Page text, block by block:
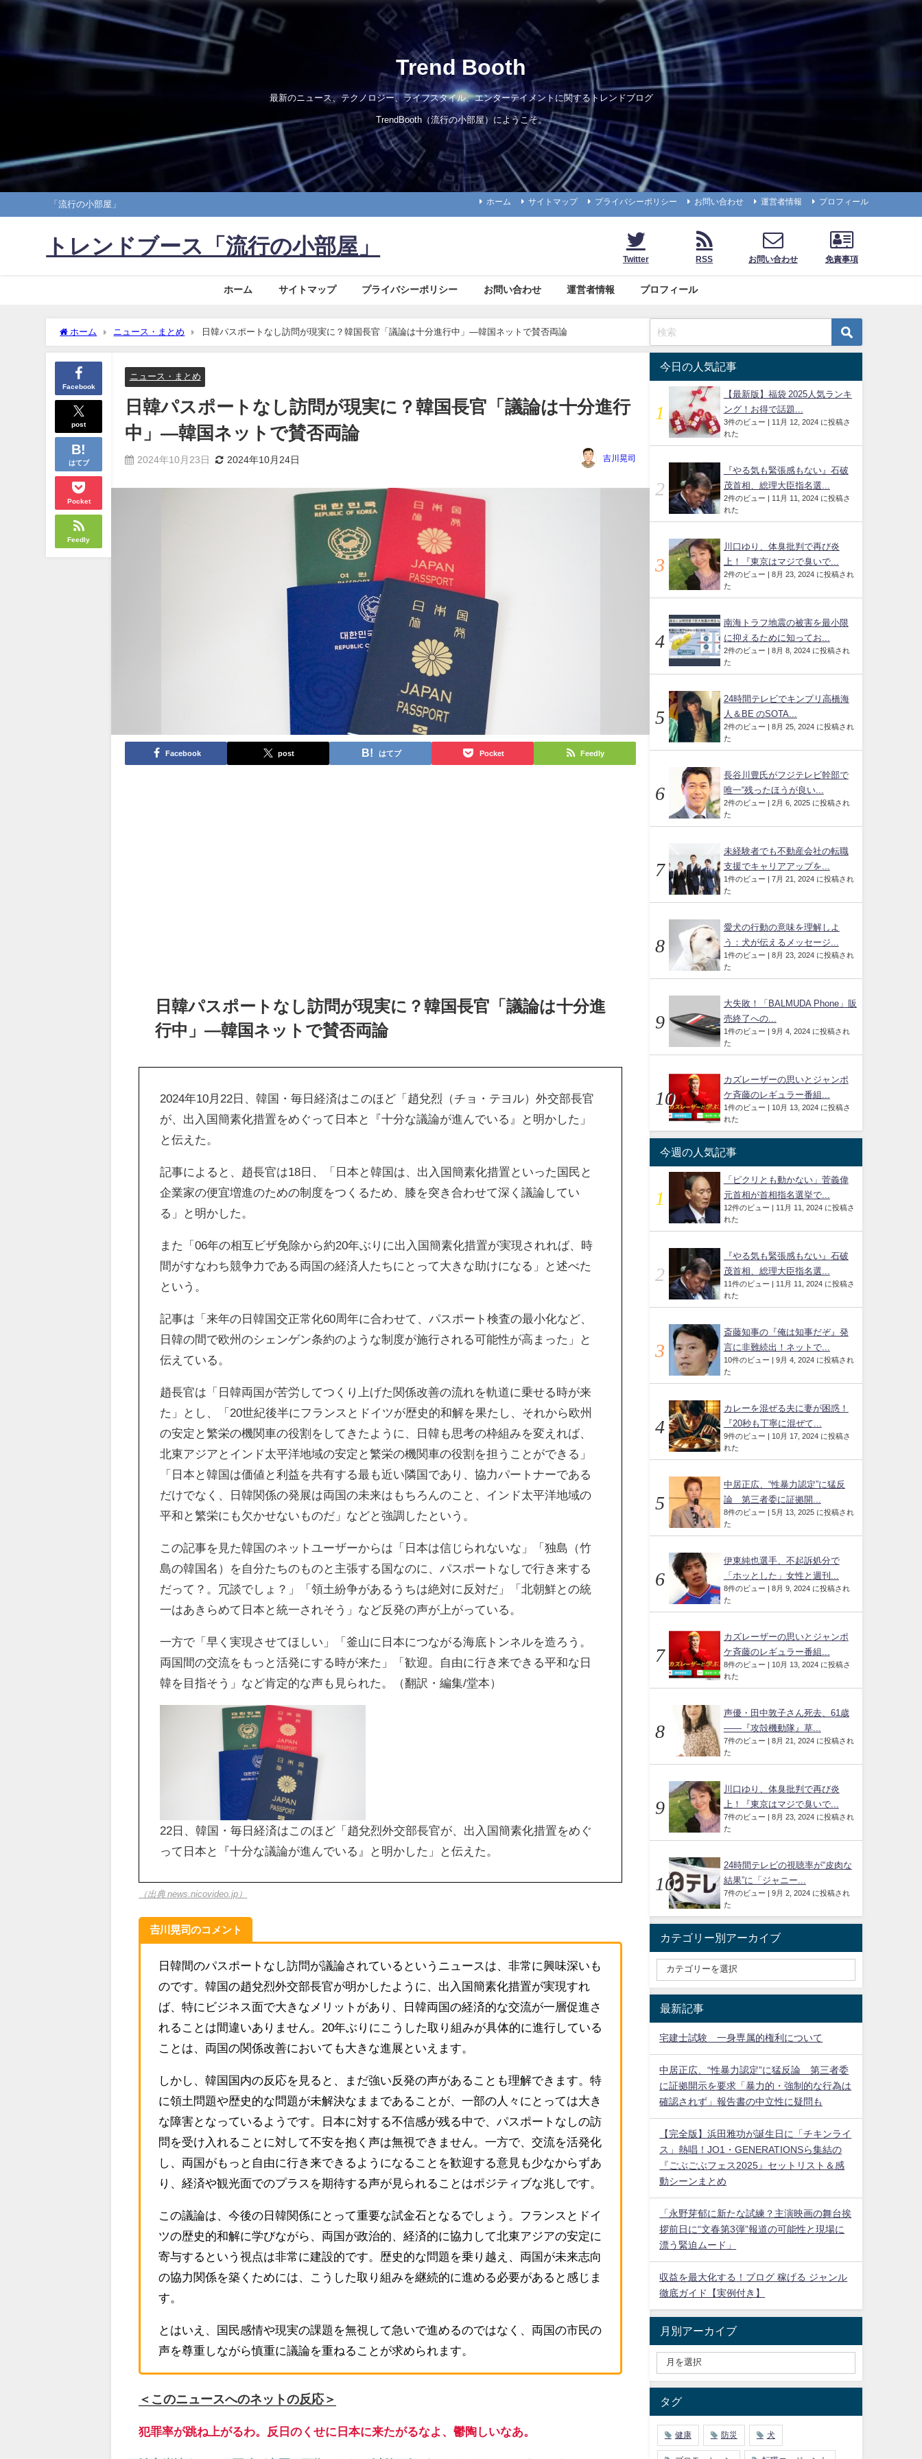
Trend Booth
最新のニュース、テクノロジー、ライフスタイル、エンターテイメントに関するトレンドブログ
TrendBooth（流行の小部屋）にようこそ。
「流行の小部屋」 ホーム サイトマップ プライバシーポリシー お問い合わせ 運営者情報 プロフィール
トレンドブース「流行の小部屋」
Twitter RSS お問い合わせ 免責事項
ホーム サイトマップ プライバシーポリシー お問い合わせ 運営者情報 プロフィール
ホーム ニュース・まとめ 日韓パスポートなし訪問が現実に？韓国長官「議論は十分進行中」―韓国ネットで賛否両論
Facebook
post
はてブ
Pocket
Feedly
ニュース・まとめ
日韓パスポートなし訪問が現実に？韓国長官「議論は十分進行
中」―韓国ネットで賛否両論
2024年10月23日 2024年10月24日 吉川晃司
Facebook post はてブ Pocket Feedly
日韓パスポートなし訪問が現実に？韓国長官「議論は十分進
行中」―韓国ネットで賛否両論
2024年10月22日、韓国・毎日経済はこのほど「趙兌烈（チョ・テヨル）外交部長官
が、出入国簡素化措置をめぐって日本と『十分な議論が進んでいる』と明かした」
と伝えた。
記事によると、趙長官は18日、「日本と韓国は、出入国簡素化措置といった国民と
企業家の便宜増進のための制度をつくるため、膝を突き合わせて深く議論してい
る」と明かした。
また「06年の相互ビザ免除から約20年ぶりに出入国簡素化措置が実現されれば、時
間がすなわち競争力である両国の経済人たちにとって大きな助けになる」と述べた
という。
記事は「来年の日韓国交正常化60周年に合わせて、パスポート検査の最小化など、
日韓の間で欧州のシェンゲン条約のような制度が施行される可能性が高まった」と
伝えている。
趙長官は「日韓両国が苦労してつくり上げた関係改善の流れを軌道に乗せる時が来
た」とし、「20世紀後半にフランスとドイツが歴史的和解を果たし、それから欧州
の安定と繁栄の機関車の役割をしてきたように、日韓も思考の枠組みを変えれば、
北東アジアとインド太平洋地域の安定と繁栄の機関車の役割を担うことができる」
「日本と韓国は価値と利益を共有する最も近い隣国であり、協力パートナーである
だけでなく、日韓関係の発展は両国の未来はもちろんのこと、インド太平洋地域の
平和と繁栄にも欠かせないものだ」などと強調したという。
この記事を見た韓国のネットユーザーからは「日本は信じられないな」「独島（竹
島の韓国名）を自分たちのものと主張する国なのに、パスポートなしで行き来する
だって？。冗談でしょ？」「領土紛争があるうちは絶対に反対だ」「北朝鮮との統
一はあきらめて日本と統一されそう」など反発の声が上がっている。
一方で「早く実現させてほしい」「釜山に日本につながる海底トンネルを造ろう。
両国間の交流をもっと活発にする時が来た」「歓迎。自由に行き来できる平和な日
韓を目指そう」など肯定的な声も見られた。（翻訳・編集/堂本）
22日、韓国・毎日経済はこのほど「趙兌烈外交部長官が、出入国簡素化措置をめぐ
って日本と『十分な議論が進んでいる』と明かした」と伝えた。
（出典 news.nicovideo.jp）
𠮷川晃司のコメント
日韓間のパスポートなし訪問が議論されているというニュースは、非常に興味深いも
のです。韓国の趙兌烈外交部長官が明かしたように、出入国簡素化措置が実現すれ
ば、特にビジネス面で大きなメリットがあり、日韓両国の経済的な交流が一層促進さ
れることは間違いありません。20年ぶりにこうした取り組みが具体的に進行している
ことは、両国の関係改善においても大きな進展といえます。
しかし、韓国国内の反応を見ると、まだ強い反発の声があることも理解できます。特
に領土問題や歴史的な問題が未解決なままであることが、一部の人々にとっては大き
な障害となっているようです。日本に対する不信感が残る中で、パスポートなしの訪
問を受け入れることに対して不安を抱く声は無視できません。一方で、交流を活発化
し、両国がもっと自由に行き来できるようになることを歓迎する意見も少なからずあ
り、経済や観光面でのプラスを期待する声が見られることはポジティブな兆しです。
この議論は、今後の日韓関係にとって重要な試金石となるでしょう。フランスとドイ
ツの歴史的和解に学びながら、両国が政治的、経済的に協力して北東アジアの安定に
寄与するという視点は非常に建設的です。歴史的な問題を乗り越え、両国が未来志向
の協力関係を築くためには、こうした取り組みを継続的に進める必要があると感じま
す。
とはいえ、国民感情や現実の課題を無視して急いで進めるのではなく、両国の市民の
声を尊重しながら慎重に議論を重ねることが求められます。
＜このニュースへのネットの反応＞
犯罪率が跳ね上がるわ。反日のくせに日本に来たがるなよ、鬱陶しいなあ。
今日の人気記事
【最新版】福袋 2025人気ランキ
ング！お得で話題...
3件のビュー | 11月 12, 2024 に投稿さ
れた
『やる気も緊張感もない』石破
茂首相、総理大臣指名選...
2件のビュー | 11月 11, 2024 に投稿さ
れた
川口ゆり、体臭批判で再び炎
上！『東京はマジで臭いで...
2件のビュー | 8月 23, 2024 に投稿され
た
南海トラフ地震の被害を最小限
に抑えるために知ってお...
2件のビュー | 8月 8, 2024 に投稿され
た
24時間テレビでキンプリ高橋海
人＆BE のSOTA...
2件のビュー | 8月 25, 2024 に投稿され
た
長谷川豊氏がフジテレビ幹部で
唯一“残ったほうが良い...
2件のビュー | 2月 6, 2025 に投稿され
た
未経験者でも不動産会社の転職
支援でキャリアアップを...
1件のビュー | 7月 21, 2024 に投稿され
た
愛犬の行動の意味を理解しよ
う：犬が伝えるメッセージ...
1件のビュー | 8月 23, 2024 に投稿され
た
大失敗！「BALMUDA Phone」販
売終了への...
1件のビュー | 9月 4, 2024 に投稿され
た
カズレーザーの思いとジャンポ
ケ斉藤のレギュラー番組...
1件のビュー | 10月 13, 2024 に投稿さ
れた
今週の人気記事
「ピクリとも動かない」菅義偉
元首相が首相指名選挙で...
12件のビュー | 11月 11, 2024 に投稿さ
れた
『やる気も緊張感もない』石破
茂首相、総理大臣指名選...
11件のビュー | 11月 11, 2024 に投稿さ
れた
斎藤知事の『俺は知事だぞ』発
言に非難続出！ネットで...
10件のビュー | 9月 4, 2024 に投稿され
た
カレーを混ぜる夫に妻が困惑！
『20秒も丁寧に混ぜて...
9件のビュー | 10月 17, 2024 に投稿さ
れた
中居正広、“性暴力認定”に猛反
論 第三者委に証拠開...
8件のビュー | 5月 13, 2025 に投稿され
た
伊東純也選手、不起訴処分で
「ホッとした」女性と週刊...
8件のビュー | 8月 9, 2024 に投稿され
た
カズレーザーの思いとジャンポ
ケ斉藤のレギュラー番組...
8件のビュー | 10月 13, 2024 に投稿さ
れた
声優・田中敦子さん死去、61歳
――『攻殻機動隊』草...
7件のビュー | 8月 21, 2024 に投稿され
た
川口ゆり、体臭批判で再び炎
上！『東京はマジで臭いで...
7件のビュー | 8月 23, 2024 に投稿され
た
24時間テレビの視聴率が“皮肉な
結果”に「ジャニー...
7件のビュー | 9月 2, 2024 に投稿され
た
カテゴリー別アーカイブ
最新記事
宅建士試験 一身専属的権利について
中居正広、“性暴力認定”に猛反論 第三者委
に証拠開示を要求「暴力的・強制的な行為は
確認されず」報告書の中立性に疑問も
【完全版】浜田雅功が誕生日に「チキンライ
ス」熱唱！JO1・GENERATIONSら集結の
『ごぶごぶフェス2025』セットリスト＆感
動シーンまとめ
「永野芽郁に新たな試練？主演映画の舞台挨
拶前日に“文春第3弾”報道の可能性と現場に
漂う緊迫ムード」
収益を最大化する！ブログ 稼げる ジャンル
徹底ガイド【実例付き】
月別アーカイブ
タグ
健康 防災 犬